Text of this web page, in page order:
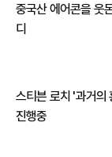
중국산 에어콘을 웃
디
스티븐 로치 '과거의
진행중